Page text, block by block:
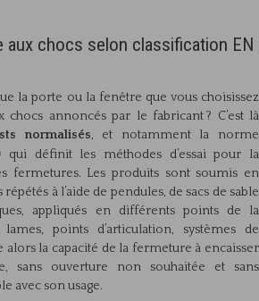
aux chocs selon classification EN
la porte ou la fenêtre que vous choisissez
chocs annoncés par le fabricant ? C’est là
normalisés, et notamment la norme
qui définit les méthodes d’essai pour la
fermetures. Les produits sont soumis en
à l’aide de pendules, de sacs de sable
appliqués en différents points de la
points d’articulation, systèmes de
la capacité de la fermeture à encaisser
sans ouverture non souhaitée et sans
avec son usage.